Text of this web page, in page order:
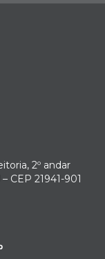
2º andar
CEP 21941-901